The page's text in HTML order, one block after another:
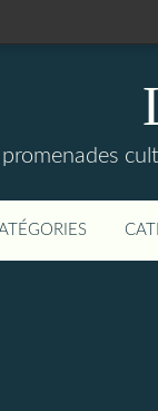
promenades